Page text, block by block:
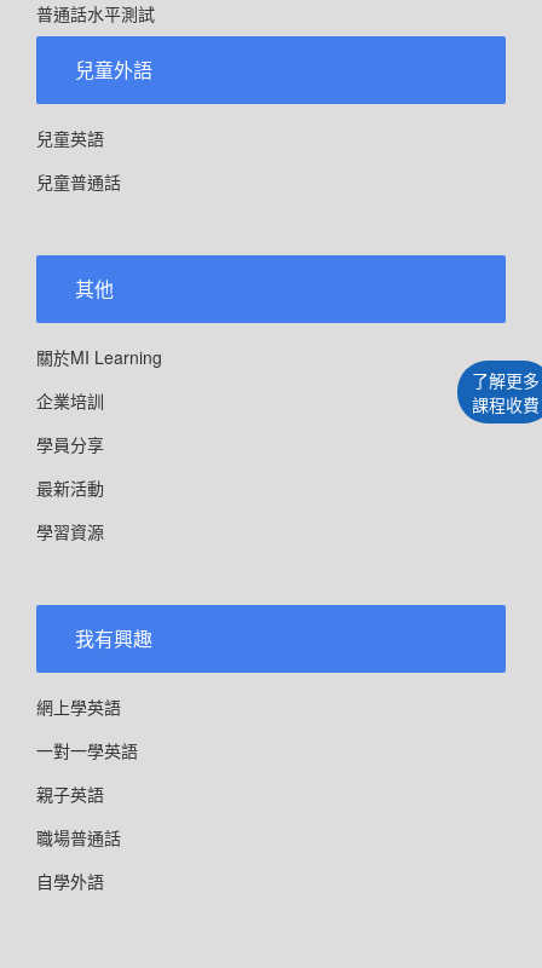
了解更多
課程收費
普通話水平測試
兒童外語
兒童英語
兒童普通話
其他
關於MI Learning
企業培訓
學員分享
最新活動
學習資源
我有興趣
網上學英語
一對一學英語
親子英語
職場普通話
自學外語